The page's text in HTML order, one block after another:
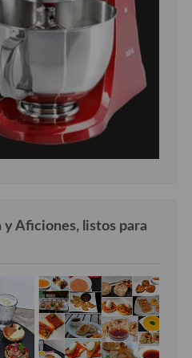
y Aficiones, listos para